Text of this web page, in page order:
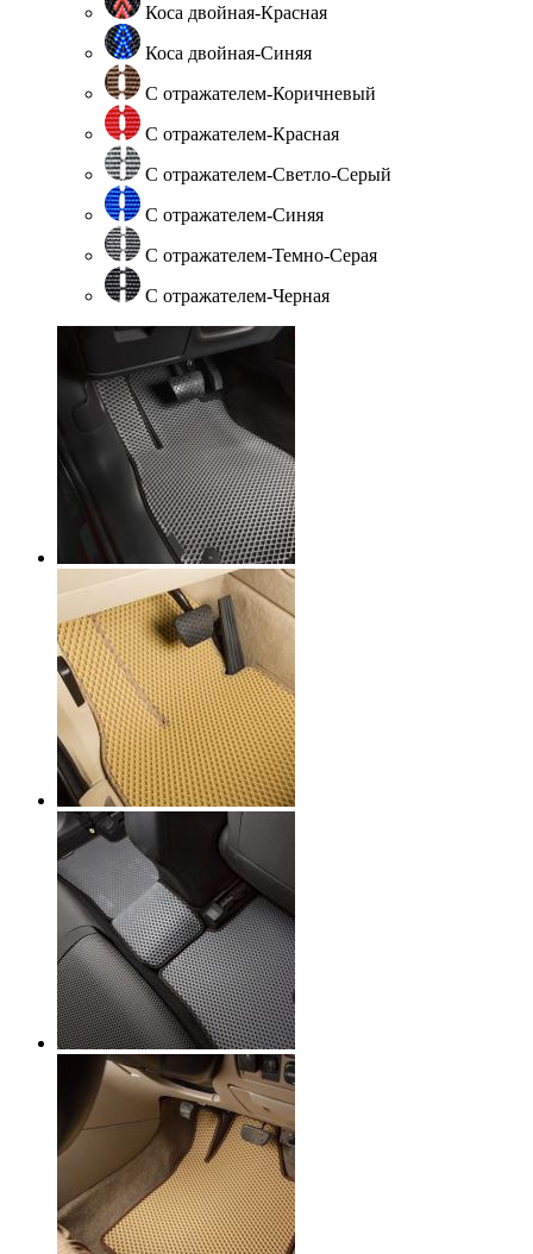
Коса двойная-Красная
Коса двойная-Синяя
С отражателем-Коричневый
С отражателем-Красная
С отражателем-Светло-Серый
С отражателем-Синяя
С отражателем-Темно-Серая
С отражателем-Черная